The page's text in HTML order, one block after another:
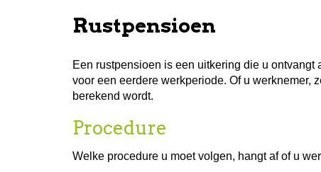
Rustpensioen
Een rustpensioen is een uitkering die u
voor een eerdere werkperiode. Of u werknemer,
berekend wordt.
Procedure
Welke procedure u moet volgen, hangt af of u